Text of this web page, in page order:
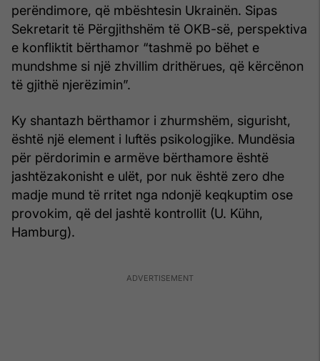
perëndimore, që mbështesin Ukrainën. Sipas
Sekretarit të Përgjithshëm të OKB-së, perspektiva
e konfliktit bërthamor “tashmë po bëhet e
mundshme si një zhvillim drithërues, që kërcënon
të gjithë njerëzimin”.
Ky shantazh bërthamor i zhurmshëm, sigurisht,
është një element i luftës psikologjike. Mundësia
për përdorimin e armëve bërthamore është
jashtëzakonisht e ulët, por nuk është zero dhe
madje mund të rritet nga ndonjë keqkuptim ose
provokim, që del jashtë kontrollit (U. Kühn,
Hamburg).